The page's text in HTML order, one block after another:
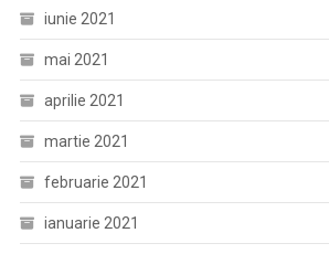
iunie 2021
mai 2021
aprilie 2021
martie 2021
februarie 2021
ianuarie 2021